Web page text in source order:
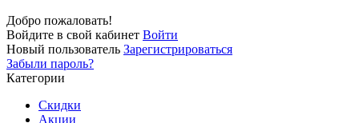
Добро пожаловать!
Войдите в свой кабинет Войти
Новый пользователь Зарегистрироваться
Забыли пароль?
Категории
Скидки
Акции